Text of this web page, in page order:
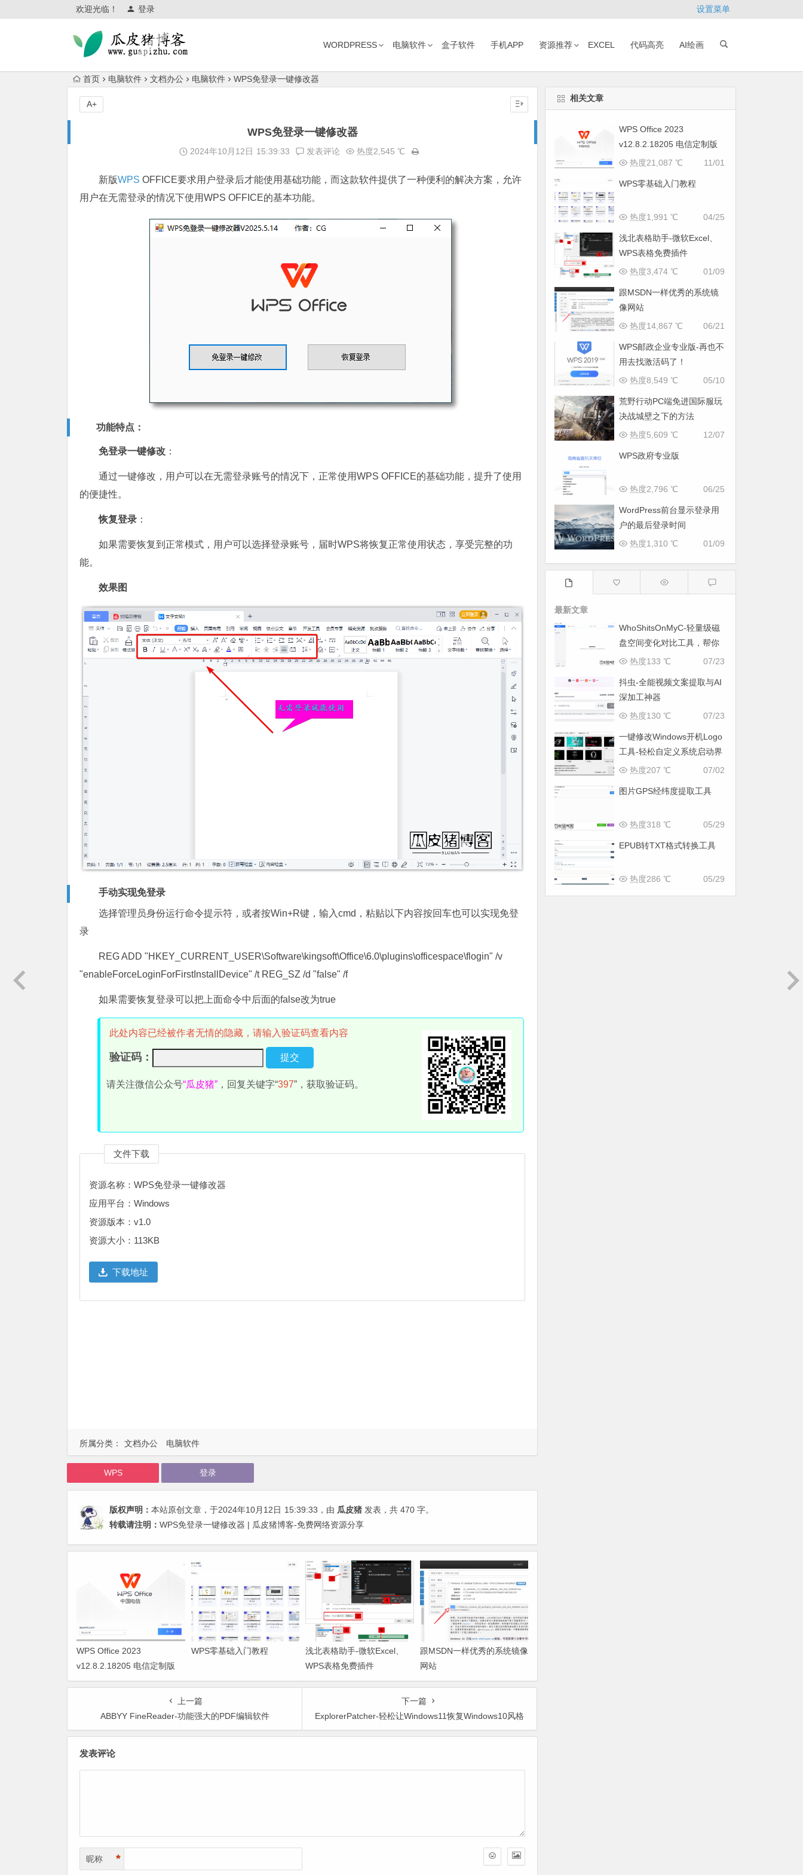
欢迎光临！ 登录 设置菜单
WORDPRESS 电脑软件 盒子软件 手机APP 资源推荐 EXCEL 代码高亮 AI绘画
首页 电脑软件 文档办公 电脑软件 WPS免登录一键修改器
WPS免登录一键修改器
2024年10月12日 15:39:33 发表评论 热度2,545 ℃
新版WPS OFFICE要求用户登录后才能使用基础功能，而这款软件提供了一种便利的解决方案，允许
用户在无需登录的情况下使用WPS OFFICE的基本功能。
功能特点：
免登录一键修改 ：
通过一键修改，用户可以在无需登录账号的情况下，正常使用WPS OFFICE的基础功能，提升了使用
的便捷性。
恢复登录 ：
如果需要恢复到正常模式，用户可以选择登录账号，届时WPS将恢复正常使用状态，享受完整的功
能。
效果图
手动实现免登录
选择管理员身份运行命令提示符，或者按Win+R键，输入cmd，粘贴以下内容按回车也可以实现免登
录
REG ADD "HKEY_CURRENT_USER\Software\kingsoft\Office\6.0\plugins\officespace\flogin" /v
"enableForceLoginForFirstInstallDevice" /t REG_SZ /d "false" /f
如果需要恢复登录可以把上面命令中后面的false改为true
此处内容已经被作者无情的隐藏，请输入验证码查看内容
验证码：
请关注微信公众号“瓜皮猪” ，回复关键字“397”，获取验证码。
文件下载
资源名称：WPS免登录一键修改器
应用平台：Windows
资源版本：v1.0
资源大小：113KB
下载地址
A+
所属分类： 文档办公 电脑软件
WPS 登录
版权声明： 本站原创文章，于2024年10月12日 15:39:33 ，由 瓜皮猪 发表，共 470 字。
转载请注明： WPS免登录一键修改器 | 瓜皮猪博客-免费网络资源分享
WPS Office 2023
v12.8.2.18205 电信定制版
(自带 VBA、无广告)
WPS零基础入门教程
浅北表格助手-微软Excel、
WPS表格免费插件
跟MSDN一样优秀的系统镜像
网站
上一篇
ABBYY FineReader-功能强大的PDF编辑软件
下一篇
ExplorerPatcher-轻松让Windows11恢复Windows10风格
发表评论
昵称 *
相关文章
WPS Office 2023
v12.8.2.18205 电信定制版
(自带 VBA、无广告)
11/01
热度21,087 ℃
WPS零基础入门教程
04/25
热度1,991 ℃
浅北表格助手-微软Excel、
WPS表格免费插件
01/09
热度3,474 ℃
跟MSDN一样优秀的系统镜
像网站
06/21
热度14,867 ℃
WPS邮政企业专业版-再也不
用去找激活码了！
05/10
热度8,549 ℃
荒野行动PC端免进国际服玩
决战城壁之下的方法
12/07
热度5,609 ℃
WPS政府专业版
06/25
热度2,796 ℃
WordPress前台显示登录用
户的最后登录时间
01/09
热度1,310 ℃
最新文章
WhoShitsOnMyC-轻量级磁
盘空间变化对比工具，帮你
找出“吃掉”空间的罪魁祸首
07/23
热度133 ℃
抖虫-全能视频文案提取与AI
深加工神器
07/23
热度130 ℃
一键修改Windows开机Logo
工具-轻松自定义系统启动界
面
07/02
热度207 ℃
图片GPS经纬度提取工具
05/29
热度318 ℃
EPUB转TXT格式转换工具
05/29
热度286 ℃